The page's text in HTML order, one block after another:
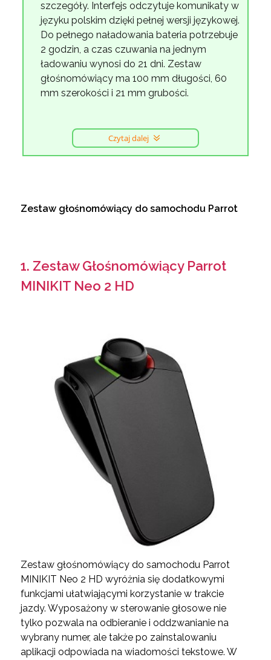
szczegóły. Interfejs odczytuje komunikaty w
języku polskim dzięki pełnej wersji językowej.
Do pełnego naładowania bateria potrzebuje
2 godzin, a czas czuwania na jednym
ładowaniu wynosi do 21 dni. Zestaw
głośnomówiący ma 100 mm długości, 60
mm szerokości i 21 mm grubości.
Czytaj dalej
Zestaw głośnomówiący do samochodu Parrot
1. Zestaw Głośnomówiący Parrot
MINIKIT Neo 2 HD
Zestaw głośnomówiący do samochodu Parrot
MINIKIT Neo 2 HD wyróżnia się dodatkowymi
funkcjami ułatwiającymi korzystanie w trakcie
jazdy. Wyposażony w sterowanie głosowe nie
tylko pozwala na odbieranie i oddzwanianie na
wybrany numer, ale także po zainstalowaniu
aplikacji odpowiada na wiadomości tekstowe. W